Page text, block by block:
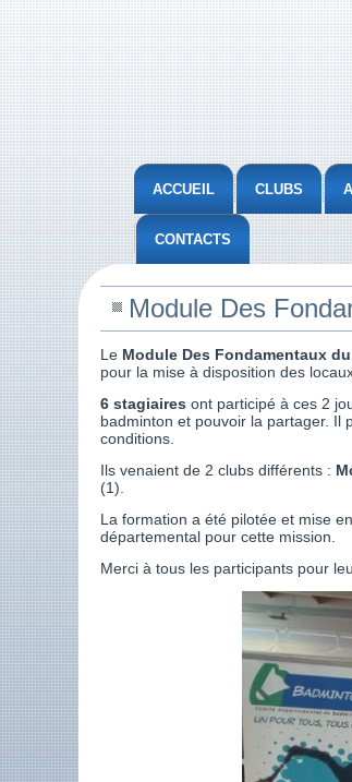
ACCUEIL CLUBS
CONTACTS
Module Des
Le Module Des Fondamentaux
pour la mise à disposition des
6 stagiaires ont participé à ces 2
badminton et pouvoir la partager. Il
conditions.
Ils venaient de 2 clubs différents :
(1).
La formation a été pilotée et mise
départemental pour cette mission.
Merci à tous les participants pour